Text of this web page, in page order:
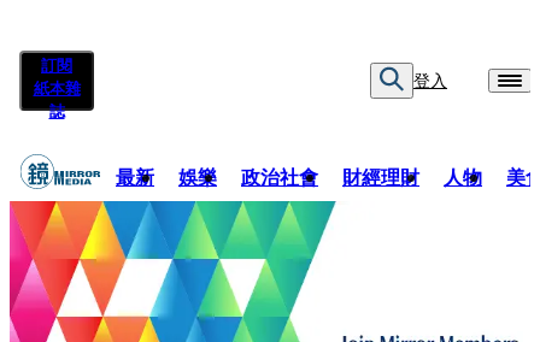
訂閱
紙本雜
誌
登入
最新 娛樂 政治社會 財經理財 人物 美